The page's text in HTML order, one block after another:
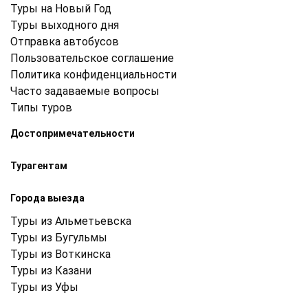
Туры на Новый Год
Туры выходного дня
Отправка автобусов
Пользовательское соглашение
Политика конфиденциальности
Часто задаваемые вопросы
Типы туров
Достопримечательности
Турагентам
Города выезда
Туры из Альметьевска
Туры из Бугульмы
Туры из Воткинска
Туры из Казани
Туры из Уфы